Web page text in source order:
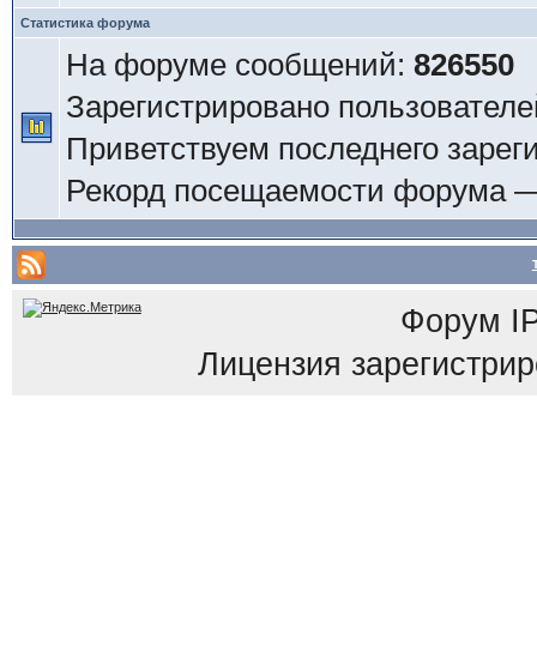
Статистика форума
На форуме сообщений: 826550
Зарегистрировано
Приветствуем последнего
Рекорд посещаемости форума
Форум
Лицензия